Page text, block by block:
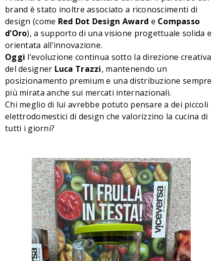
brand è stato inoltre associato a riconoscimenti di
design (come Red Dot Design Award e Compasso
d’Oro), a supporto di una visione progettuale solida e
orientata all’innovazione.
Oggi l’evoluzione continua sotto la direzione creativa
del designer Luca Trazzi, mantenendo un
posizionamento premium e una distribuzione sempre
più mirata anche sui mercati internazionali.
Chi meglio di lui avrebbe potuto pensare a dei piccoli
elettrodomestici di design che valorizzino la cucina di
tutti i giorni?